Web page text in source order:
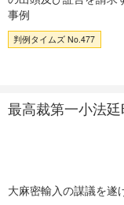
事例
判例タイムズ No.477
最高裁第一小法
大麻密輸入の謀議を遂